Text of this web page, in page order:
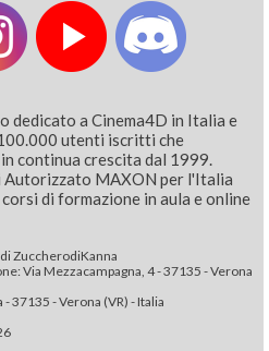
dedicato a Cinema4D in Italia e
utenti iscritti che
continua crescita dal 1999.
MAXON per l'Italia
di formazione in aula e online
ZuccherodiKanna
Via Mezzacampagna, 4 - 37135 - Verona
37135 - Verona (VR) - Italia